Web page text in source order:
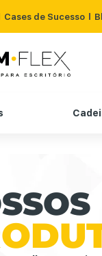
Cases de Sucesso